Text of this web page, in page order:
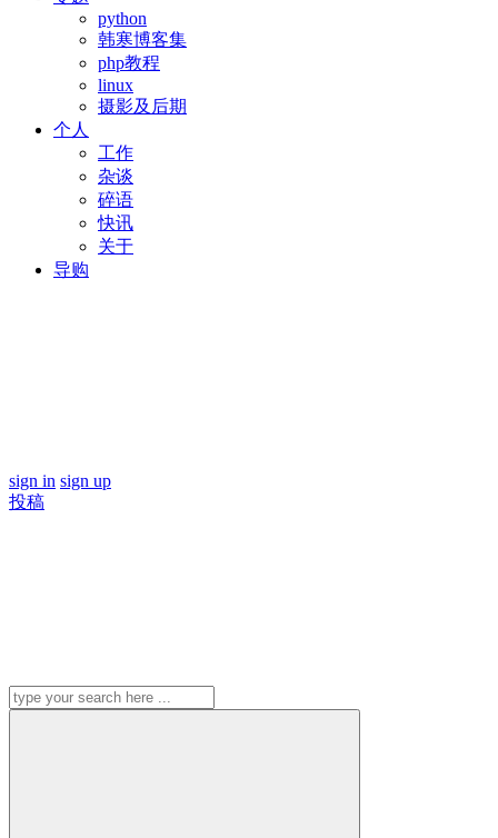
python
韩寒博客集
php教程
linux
摄影及后期
个人
工作
杂谈
碎语
快讯
关于
导购
sign in sign up
投稿